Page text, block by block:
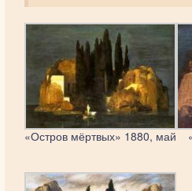
«Остров мёртвых» 1880, май